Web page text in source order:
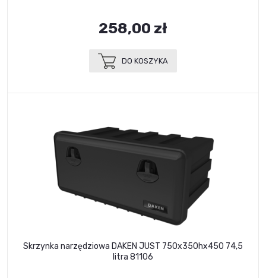
258,00 zł
DO KOSZYKA
Skrzynka narzędziowa DAKEN JUST 750x350hx450 74,5
litra 81106